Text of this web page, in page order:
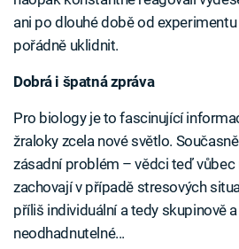
ani po dlouhé době od
pořádně uklidnit.
Dobrá i špatná zpráva
Pro biology je to fascinující
žraloky zcela nové světlo.
zásadní problém – vědci teď vůbec
zachovají v případě stresových
příliš individuální a tedy skupinově
neodhadnutelné...